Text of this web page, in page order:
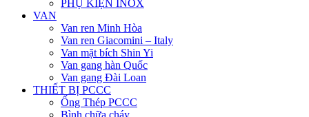
PHỤ KIỆN INOX
VAN
Van ren Minh Hòa
Van ren Giacomini – Italy
Van mặt bích Shin Yi
Van gang hàn Quốc
Van gang Đài Loan
THIẾT BỊ PCCC
Ống Thép PCCC
Bình chữa cháy